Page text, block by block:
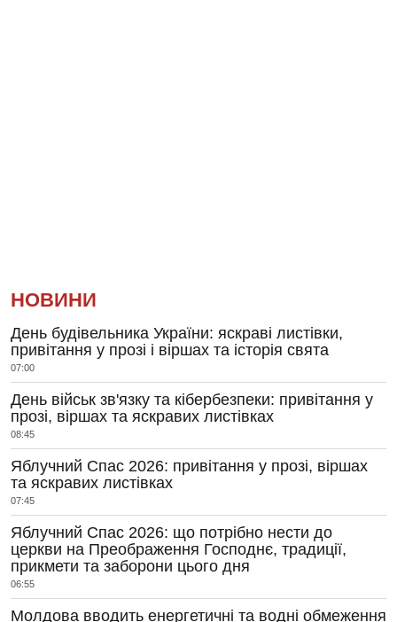
НОВИНИ
День будівельника України: яскраві листівки,
привітання у прозі і віршах та історія свята
07:00
День військ зв'язку та кібербезпеки: привітання у
прозі, віршах та яскравих листівках
08:45
Яблучний Спас 2026: привітання у прозі, віршах
та яскравих листівках
07:45
Яблучний Спас 2026: що потрібно нести до
церкви на Преображення Господнє, традиції,
прикмети та заборони цього дня
06:55
Молдова вводить енергетичні та водні обмеження